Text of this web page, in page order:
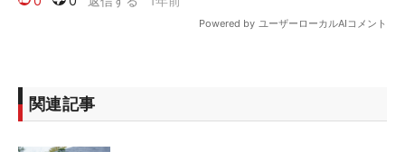
関連記事